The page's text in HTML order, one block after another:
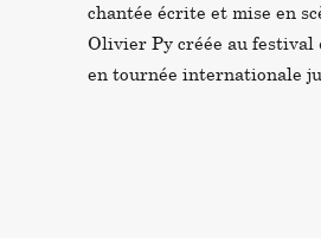
chantée écrite et mise en
Olivier Py créée au festival
en tournée internationale